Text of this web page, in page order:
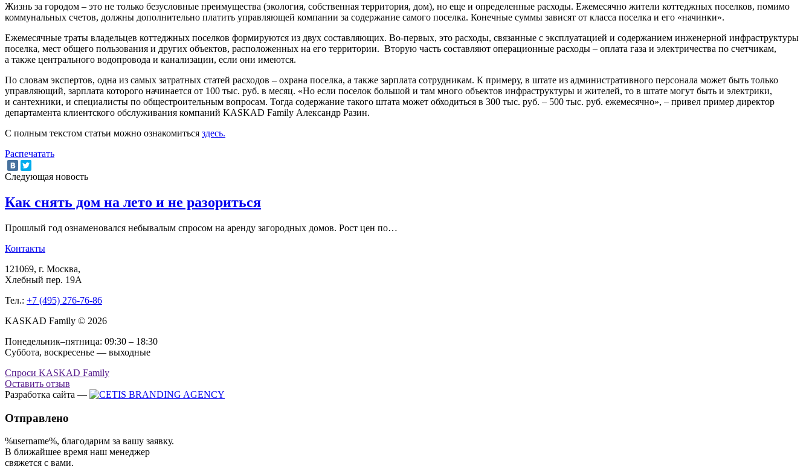
Жизнь за городом – это не только безусловные преимущества (экология, собственная территория, дом), но еще и определенные расходы. Ежемесячно жители коттеджных поселков, помимо
коммунальных счетов, должны дополнительно платить управляющей компании за содержание самого поселка. Конечные суммы зависят от класса поселка и его «начинки».
Ежемесячные траты владельцев коттеджных поселков формируются из двух составляющих. Во-первых, это расходы, связанные с эксплуатацией и содержанием инженерной инфраструктуры
поселка, мест общего пользования и других объектов, расположенных на его территории. Вторую часть составляют операционные расходы – оплата газа и электричества по счетчикам,
а также центрального водопровода и канализации, если они имеются.
По словам экспертов, одна из самых затратных статей расходов – охрана поселка, а также зарплата сотрудникам. К примеру, в штате из административного персонала может быть только
управляющий, зарплата которого начинается от 100 тыс. руб. в месяц. «Но если поселок большой и там много объектов инфраструктуры и жителей, то в штате могут быть и электрики,
и сантехники, и специалисты по общестроительным вопросам. Тогда содержание такого штата может обходиться в 300 тыс. руб. – 500 тыс. руб. ежемесячно», – привел пример директор
департамента клиентского обслуживания компаний KASKAD Family Александр Разин.
С полным текстом статьи можно ознакомиться здесь.
Распечатать
Следующая новость
Как снять дом на лето и не разориться
Прошлый год ознаменовался небывалым спросом на аренду загородных домов. Рост цен по…
Контакты
121069, г. Москва,
Хлебный пер. 19А
Тел.: +7 (495) 276-76-86
KASKAD Family © 2026
Понедельник–пятница: 09:30 – 18:30
Суббота, воскресенье — выходные
Спроси KASKAD Family
Оставить отзыв
Разработка сайта —
Отправлено
%username%, благодарим за вашу заявку.
В ближайшее время наш менеджер
свяжется с вами.